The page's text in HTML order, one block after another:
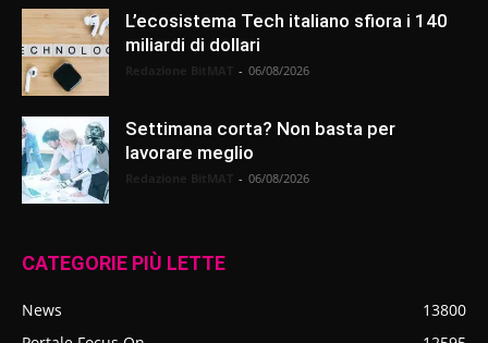
L’ecosistema Tech italiano sfiora i 140
miliardi di dollari
- 06/08/2026
Settimana corta? Non basta per
lavorare meglio
- 06/08/2026
CATEGORIE PIÙ LETTE
News
13800